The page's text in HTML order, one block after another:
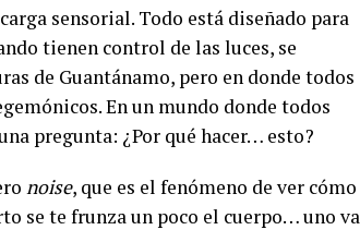
sensorial. Todo está diseñado para
tienen control de las luces, se
de Guantánamo, pero en donde todos
En un mundo donde todos
pregunta: ¿Por qué hacer… esto?
noise, que es el fenómeno de ver cómo
se te frunza un poco el cuerpo… uno va